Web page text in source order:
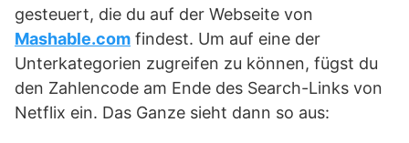
gesteuert, die du auf der Webseite von
Mashable.com findest. Um auf eine der
Unterkategorien zugreifen zu können, fügst du
den Zahlencode am Ende des Search-Links von
Netflix ein. Das Ganze sieht dann so aus: